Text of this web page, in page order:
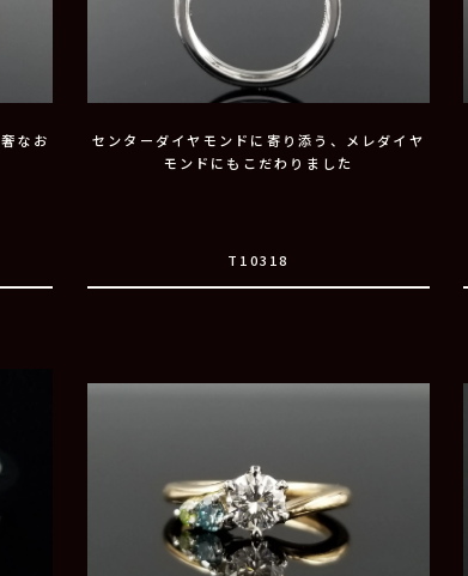
なお
センターダイヤモンドに寄り添う、メレダイヤ
モンドにもこだわりました
T10318